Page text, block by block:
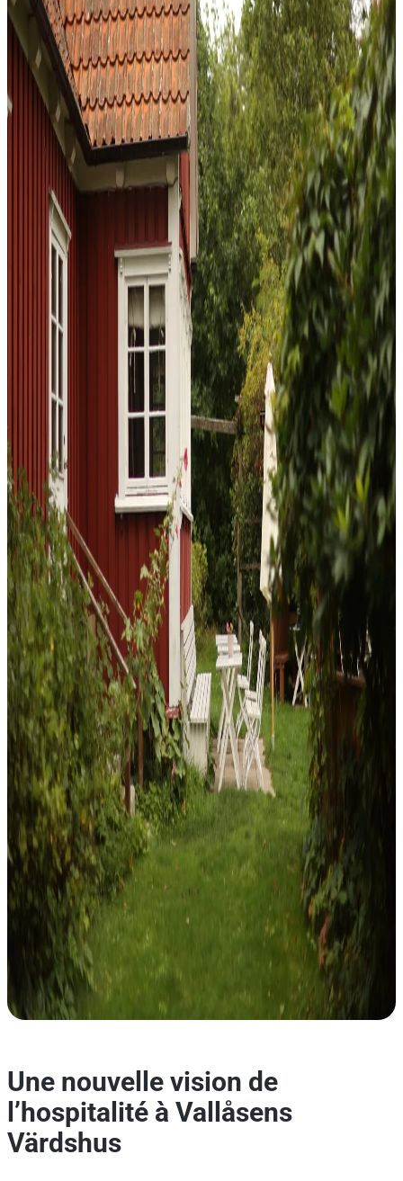
Une nouvelle vision de
l’hospitalité à Vallåsens
Värdshus